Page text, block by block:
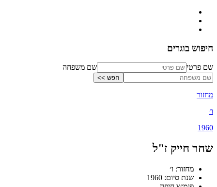
חיפוש בוגרים
שם פרטי שם משפחה
מחזור
ו׳
1960
שחר חייק ז"ל
מחזור: ו׳
שנת סיום: 1960